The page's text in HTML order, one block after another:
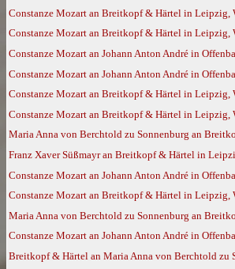
Constanze Mozart an Breitkopf & Härtel in Leipzig,
Constanze Mozart an Breitkopf & Härtel in Leipzig,
Constanze Mozart an Johann Anton André in
Constanze Mozart an Johann Anton André in
Constanze Mozart an Breitkopf & Härtel in Leipzig,
Constanze Mozart an Breitkopf & Härtel in Leipzig,
Maria Anna von Berchtold zu Sonnenburg an
Franz Xaver Süßmayr an Breitkopf & Härtel in
Constanze Mozart an Johann Anton André in
Constanze Mozart an Breitkopf & Härtel in Leipzig,
Maria Anna von Berchtold zu Sonnenburg an
Constanze Mozart an Johann Anton André in
Breitkopf & Härtel an Maria Anna von Berchtold zu